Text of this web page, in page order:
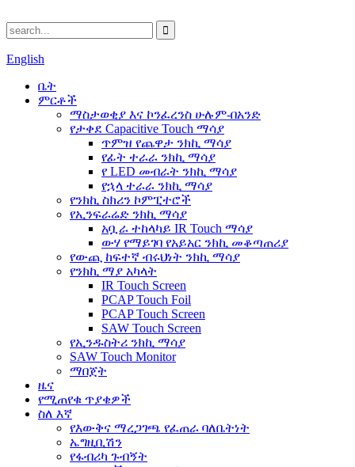
English
ቤት
ምርቶች
ማስታወቂያ እና ኮንፈረንስ ሁሉም-በአንድ
የታቀደ Capacitive Touch ማሳያ
ጥምዝ የጨዋታ ንክኪ ማሳያ
የፊት ተራራ ንክኪ ማሳያ
የ LED መብራት ንክኪ ማሳያ
የኋላ ተራራ ንክኪ ማሳያ
የንክኪ ስክሪን ኮምፒተሮች
የኢንፍራሬድ ንክኪ ማሳያ
አቧራ ተከላካይ IR Touch ማሳያ
ውሃ የማይገባ የአይአር ንክኪ መቆጣጠሪያ
የውጪ ከፍተኛ ብሩህነት ንክኪ ማሳያ
የንክኪ ማያ አካላት
IR Touch Screen
PCAP Touch Foil
PCAP Touch Screen
SAW Touch Screen
የኢንዱስትሪ ንክኪ ማሳያ
SAW Touch Monitor
ማበጀት
ዜና
የሚጠየቁ ጥያቄዎች
ስለ እኛ
የእውቅና ማረጋገጫ የፈጠራ ባለቤትነት
ኤግዚቢሽን
የፋብሪካ ጉብኝት